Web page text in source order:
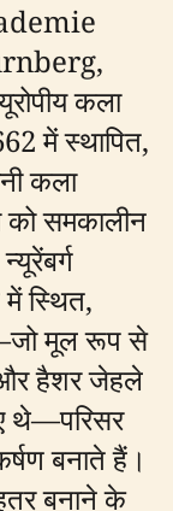
कला
में स्थापित,
कला
को समकालीन
स्थित,
मूल रूप से
और हैशर जेहले
थे—परिसर
बनाते हैं।
बनाने के